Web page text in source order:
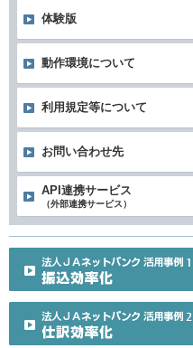
体験版
動作環境について
利用規定等について
お問い合わせ先
API連携サービス
（外部連携サービス）